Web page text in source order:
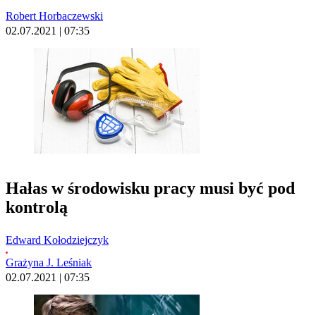
Robert Horbaczewski
02.07.2021 | 07:35
Hałas w środowisku pracy musi być pod
kontrolą
Edward Kołodziejczyk
Grażyna J. Leśniak
02.07.2021 | 07:35